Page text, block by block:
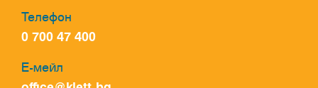
Телефон
0 700 47 400
Е-мейл